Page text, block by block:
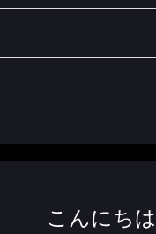
こんにち